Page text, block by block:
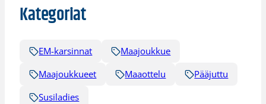
Kategoriat
EM-karsinnat
Maajoukkue
Maajoukkueet
Maaottelu
Pääjuttu
Susiladies